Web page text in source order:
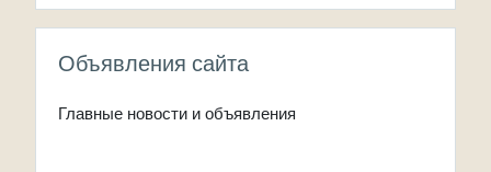
Объявления сайта
Главные новости и объявления